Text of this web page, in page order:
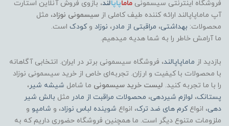
فروشگاه اینترنتی سیسمونی ماماپاپالند، بازوی فروش آنلاین استارت
آپ ماماپاپالند ارائه کننده طیف کاملی از سیسمونی نوزاد، مثل
محصولات: بهداشتی، مراقبتی از مادر ، نوزاد وکودک است.
ما آرامش خاطر را به شما هدیه میدهیم.
بازدید از ماماپاپالند، فروشگاه سیسمونی برتر در ایران. انتخابی آگاهانه
با محصولات با کیفیت و ارزان. تجربه‌ای خاص از خرید سیسمونی نوزاد
را با ما تجربه کنید. لیست خرید سیسمونی ما شامل شیشه شیر ،
پستانک، لوازم شیردهی، محصولات مراقبت از مادر مثل بالش شیر
دهی، انواعکرم های ضد ترک، انواع شوینده لباس نوزاد، و شامپو و
ملزومات متنوع دیگر است. ما همچنین فروشگاه حضوری داریم که به